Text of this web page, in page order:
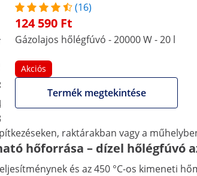
(16)
124 590 Ft
Gázolajos hőlégfúvó - 20000 W - 20 l
Akciós
Termék megtekintése
hőlégfúvó nagy helyiségekbe
vagy fesztiválsátrakról, a MSW
l-es tartályban szállítható
raktárakban vagy a
hőforrása – dízel hőlégfúvó
és az 450 °C-os kimeneti